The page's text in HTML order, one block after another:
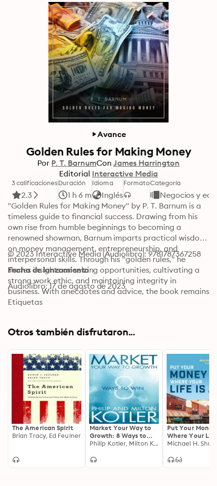
Avance
Golden Rules for Making Money
Por P. T. BarnumCon James Harrington
Editorial Interactive Media
3 calificaciones
2.3
Duración
1 h 6 m
Idioma
Inglés
FormatoCategoría
Negocios y
"Golden Rules for Making Money" by P. T. Barnum is a
timeless guide to financial success. Drawing from his
own rise from humble beginnings to becoming a
renowned showman, Barnum imparts practical wisdom
on money management, entrepreneurship, and
interpersonal skills. Through his "golden rules," he
shares insights on seizing opportunities, cultivating a
strong work ethic, and maintaining integrity in
business. With anecdotes and advice, the book remains
a beacon for anyone aspiring to navigate the
© 2023 Interactive Media (Audiolibro): 9781787367258
Fecha de lanzamiento
Audiolibro: 17 de agosto de 2023
Etiquetas
Otros también disfrutaron...
The American Spirit
Brian Tracy, Ed Feulner
Market Your Way to
Growth: 8 Ways to
Win
Philip Kotler, Milton Kotler
Put Your Money
Where Your
How to Invest
IRAs and Solo
Michael H.